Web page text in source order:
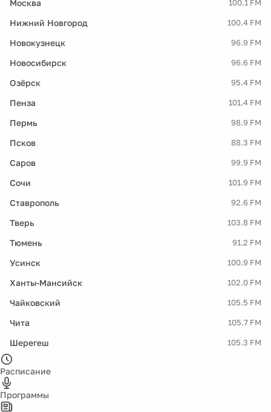
Москва 100.1 FM
Нижний Новгород 100.4 FM
Новокузнецк 96.9 FM
Новосибирск 96.6 FM
Озёрск 95.4 FM
Пенза 101.4 FM
Пермь 98.9 FM
Псков 88.3 FM
Саров 99.9 FM
Сочи 101.9 FM
Ставрополь 92.6 FM
Тверь 103.8 FM
Тюмень 91.2 FM
Усинск 100.9 FM
Ханты-Мансийск 102.0 FM
Чайковский 105.5 FM
Чита 105.7 FM
Шерегеш 105.3 FM
Расписание
Программы